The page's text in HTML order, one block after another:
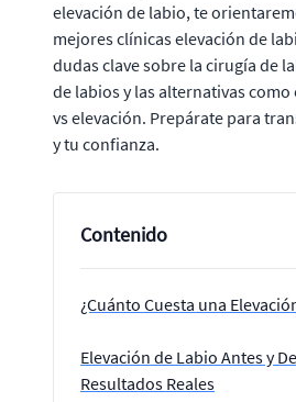
elevación de labio, te
mejores clínicas elevación de
dudas clave sobre la cirugía de
de labios y las alternativas
vs elevación. Prepárate para
y tu confianza.
Contenido
¿Cuánto Cuesta una
Elevación de Labio Antes y
Resultados Reales